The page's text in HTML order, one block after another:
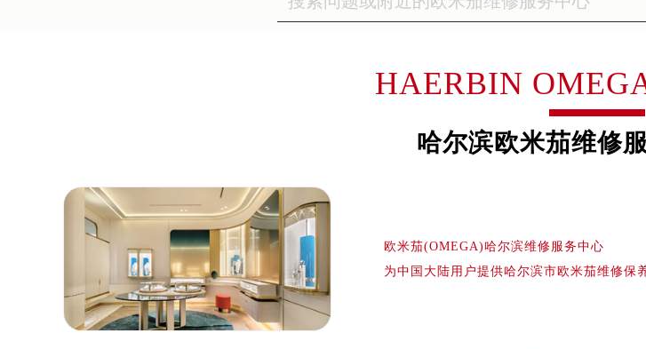
南京市秦淮区中山南路1号（新街口）南京中心写字楼22层C1-1室（需提前预
扬州市邗江区国展路29号星耀天地写字楼1号楼18层1803室（需提前预约）
盐城市盐都区世纪大道5号盐城金融城写字楼1号楼16层1604室（需提前预约
泰州市海陵区永定东路399号置地商务中心东塔写字楼（华润万象城）17层
宁波市江北区大闸南路500号来福士广场办公楼20层2009室（需提前预约）
金华市金东区东市南街777号金华万达广场写字楼4号楼22层2209室（需提前
绍兴市越城区胜利东路379号世茂天际中心写字楼8层805室（需提前预约）
嘉兴市南湖区广益路705号嘉兴世界贸易中心写字楼A座13层1304室（需提前
南昌市红谷滩新区红谷中大道998号绿地双子塔（中央广场）A1座办公楼14
济南市历下区经十路11111号华润中心写字楼（万象城）15层1508室（需提
广州市天河区天河路230号万菱汇国际中心写字楼A塔7层704室（需提前预约
HAERBIN
哈尔滨欧米茄维修
欧米茄(OMEGA)哈尔滨维修服务中心
为中国大陆用户提供哈尔滨市欧米茄维修保